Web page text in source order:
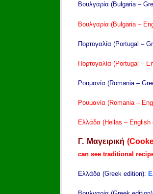
Βουλγαρία (Bulgaria –
Βουλγαρία (Bulgaria –
Πορτογαλία (Portugal –
Πορτογαλία (Portugal –
Ρουμανία (Romania –
Ρουμανία (Romania –
Ελλάδα (Hellas – English
Γ. Μαγειρική
can see traditional
Ελλάδα (Greek edition):